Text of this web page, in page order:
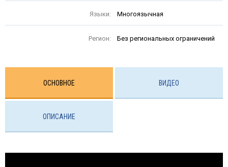
Языки: Многоязычная
Регион: Без региональных ограничений
ОСНОВНОЕ ВИДЕО
ОПИСАНИЕ